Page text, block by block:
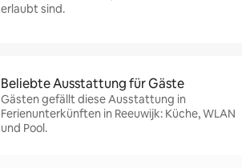
erlaubt sind.
Beliebte Ausstattung für Gäste
Gästen gefällt diese Ausstattung in
Ferienunterkünften in Reeuwijk: Küche, WLAN
und Pool.